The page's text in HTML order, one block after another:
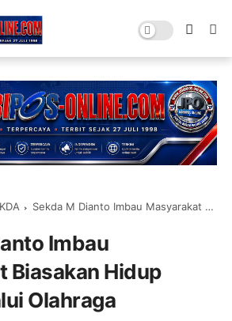
Sekda M Dianto Imbau Masyarakat Biasakan Hidup Sehat Melalui Olahraga
Imbau
Biasakan Hidup
Olahraga